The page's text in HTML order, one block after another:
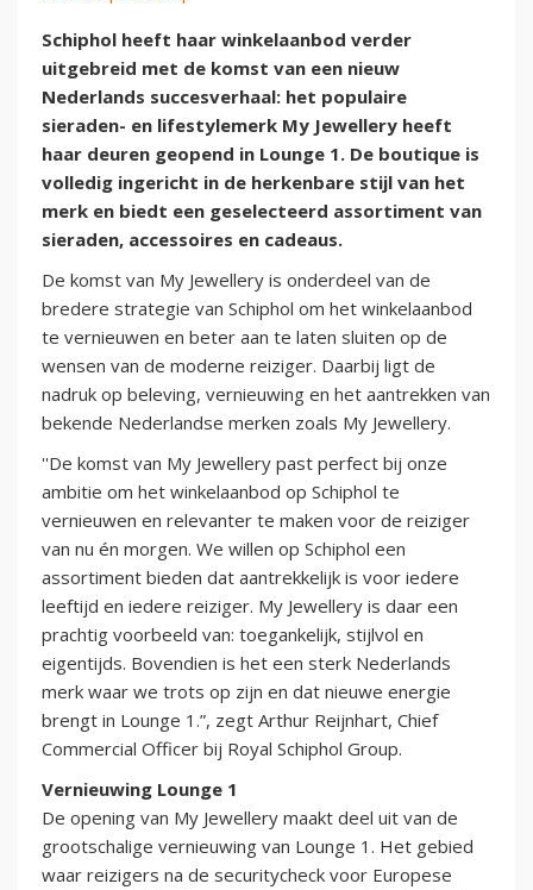
Schiphol heeft haar winkelaanbod verder
uitgebreid met de komst van een nieuw
Nederlands succesverhaal: het populaire
sieraden- en lifestylemerk My Jewellery heeft
haar deuren geopend in Lounge 1. De boutique is
volledig ingericht in de herkenbare stijl van het
merk en biedt een geselecteerd assortiment van
sieraden, accessoires en cadeaus.
De komst van My Jewellery is onderdeel van de
bredere strategie van Schiphol om het winkelaanbod
te vernieuwen en beter aan te laten sluiten op de
wensen van de moderne reiziger. Daarbij ligt de
nadruk op beleving, vernieuwing en het aantrekken van
bekende Nederlandse merken zoals My Jewellery.
''De komst van My Jewellery past perfect bij onze
ambitie om het winkelaanbod op Schiphol te
vernieuwen en relevanter te maken voor de reiziger
van nu én morgen. We willen op Schiphol een
assortiment bieden dat aantrekkelijk is voor iedere
leeftijd en iedere reiziger. My Jewellery is daar een
prachtig voorbeeld van: toegankelijk, stijlvol en
eigentijds. Bovendien is het een sterk Nederlands
merk waar we trots op zijn en dat nieuwe energie
brengt in Lounge 1.”, zegt Arthur Reijnhart, Chief
Commercial Officer bij Royal Schiphol Group.
Vernieuwing Lounge 1
De opening van My Jewellery maakt deel uit van de
grootschalige vernieuwing van Lounge 1. Het gebied
waar reizigers na de securitycheck voor Europese